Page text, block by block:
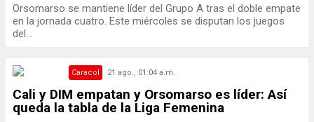
Orsomarso se mantiene líder del Grupo A tras el doble empate
en la jornada cuatro. Este miércoles se disputan los juegos
del...
Caracol 21 ago., 01:04 a.m.
Cali y DIM empatan y Orsomarso es líder: Así
queda la tabla de la Liga Femenina